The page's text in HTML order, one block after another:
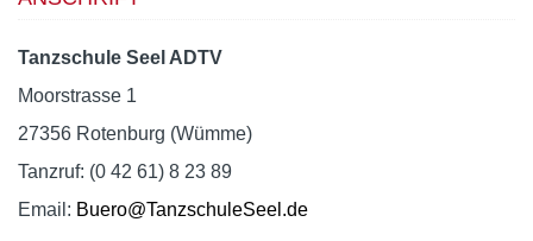
Tanzschule Seel ADTV
Moorstrasse 1
27356 Rotenburg (Wümme)
Tanzruf: (0 42 61) 8 23 89
Email: Buero@TanzschuleSeel.de